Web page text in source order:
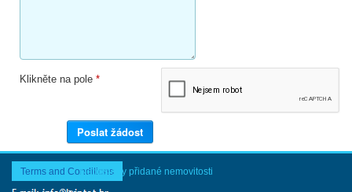
Klikněte na pole *
Terms and ConditionsNaposledy přidané nemovitosti